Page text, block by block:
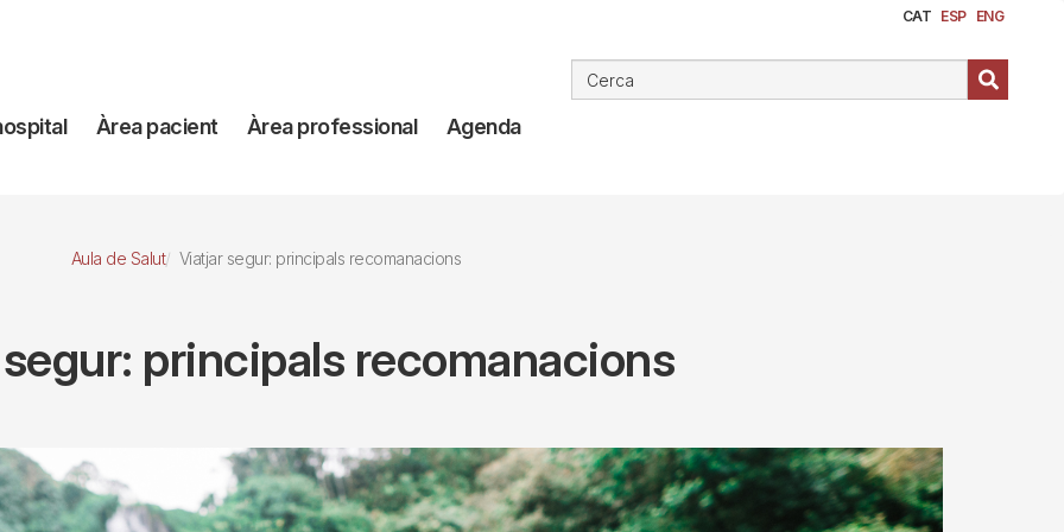
CAT ESP ENG
Àrea pacient Àrea professional Agenda
Aula de Salut Viatjar segur: principals recomanacions
principals recomanacions